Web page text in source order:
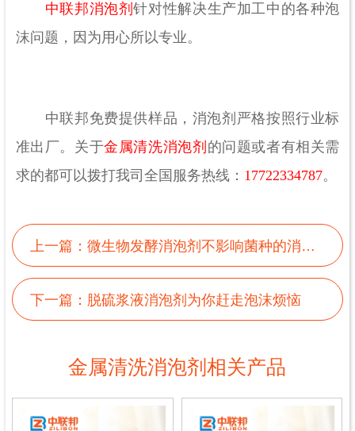
中联邦消泡剂针对性解决生产加工中的各种泡
沫问题，因为用心所以专业。
中联邦免费提供样品，消泡剂严格按照行业标
准出厂。关于金属清洗消泡剂 的问题或者有相关需
求的都可以拨打我司全国服务热线： 17722334787。
上一篇： 微生物发酵消泡剂不影响菌种的消泡特性
下一篇： 脱硫浆液消泡剂为你赶走泡沫烦恼
金属清洗消泡剂相关产品